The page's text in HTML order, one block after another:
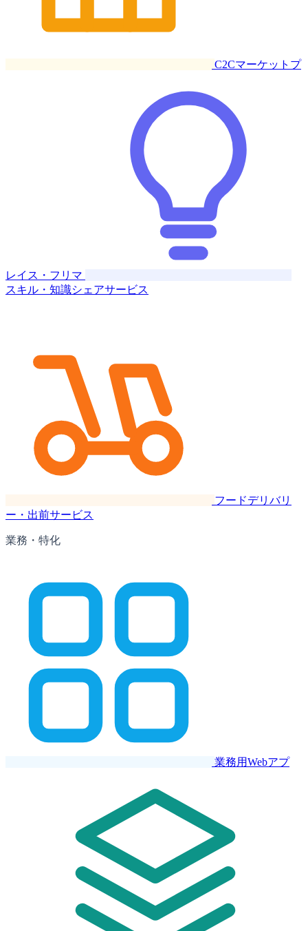
C2Cマーケットプ
レイス・フリマ
スキル・知識シェアサービス
フードデリバリ
ー・出前サービス
業務・特化
業務用Webアプ